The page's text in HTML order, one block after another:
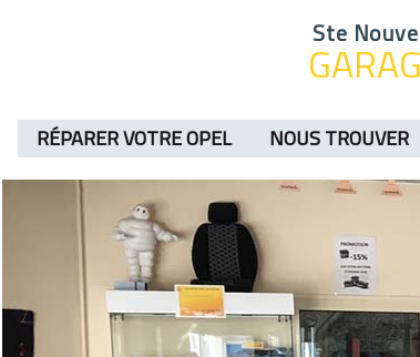
Ste
RÉPARER VOTRE OPEL NOUS TROUVER